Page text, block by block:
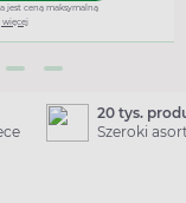
jest ceną maksymalną
więcej
20 tys.
Szeroki